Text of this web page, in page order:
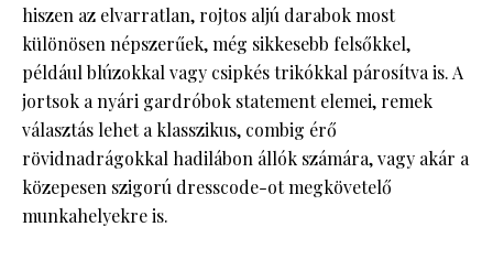
hiszen az elvarratlan, rojtos aljú darabok most
különösen népszerűek, még sikkesebb felsőkkel,
például blúzokkal vagy csipkés trikókkal párosítva is. A
jortsok a nyári gardróbok statement elemei, remek
választás lehet a klasszikus, combig érő
rövidnadrágokkal hadilábon állók számára, vagy akár a
közepesen szigorú dresscode-ot megkövetelő
munkahelyekre is.